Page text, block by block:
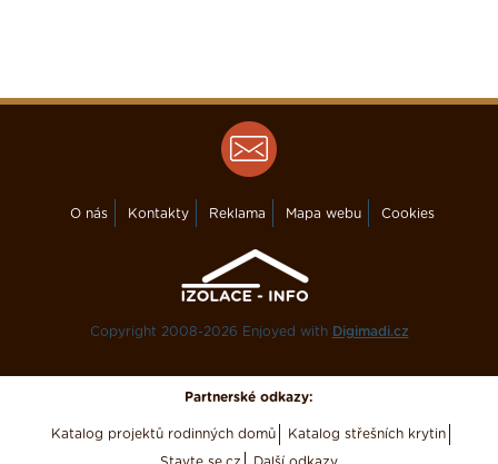
O nás Kontakty Reklama Mapa webu Cookies
Copyright 2008-2026 Enjoyed with Digimadi.cz
Partnerské odkazy:
Katalog projektů rodinných domů Katalog střešních krytin